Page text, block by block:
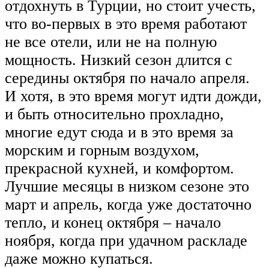
отдохнуть в Турции, но стоит учесть,
что во-первых в это время работают
не все отели, или не на полную
мощность. Низкий сезон длится с
середины октября по начало апреля.
И хотя, в это время могут идти дожди,
и быть относительно прохладно,
многие едут сюда и в это время за
морским и горным воздухом,
прекрасной кухней, и комфортом.
Лучшие месяцы в низком сезоне это
март и апрель, когда уже достаточно
тепло, и конец октября – начало
ноября, когда при удачном раскладе
даже можно купаться.